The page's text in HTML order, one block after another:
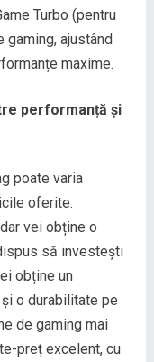
Turbo (pentru
gaming, ajustând
maxime.
performanță și
poate varia
oferite.
vei obține o
să investești
obține un
o durabilitate pe
de gaming mai
preț excelent, cu